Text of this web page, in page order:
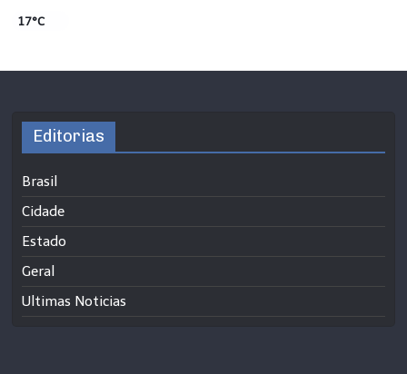
17°C
Editorias
Brasil
Cidade
Estado
Geral
Ultimas Noticias